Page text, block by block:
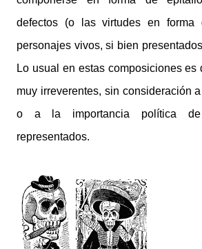
defectos (o las virtudes en
personajes vivos, si bien
Lo usual en estas composiciones es
muy irreverentes, sin consideración
o a la importancia política de
representados.